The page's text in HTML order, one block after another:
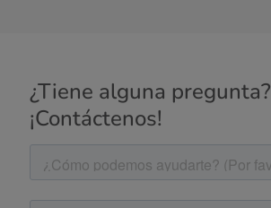
¿Tiene alguna pregunta?
¡Contáctenos!